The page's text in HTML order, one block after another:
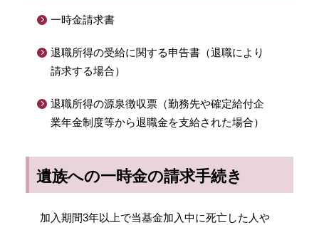
一時金請求書
退職所得の受給に関する申告書（退職により
請求する場合）
退職所得の源泉徴収票（勤務先や確定給付企
業年金制度等から退職金を支給された場合）
遺族への一時金の請求手続き
加入期間3年以上で当基金加入中に死亡した人や